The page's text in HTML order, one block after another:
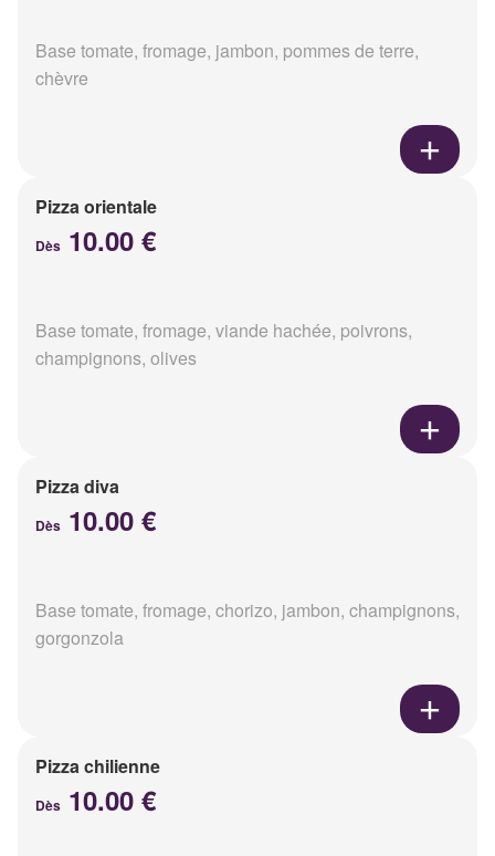
Base tomate, fromage, jambon, pommes de terre,
chèvre
Pizza orientale
Dès 10.00 €
Base tomate, fromage, viande hachée, poivrons,
champignons, olives
Pizza diva
Dès 10.00 €
Base tomate, fromage, chorizo, jambon, champignons,
gorgonzola
Pizza chilienne
Dès 10.00 €